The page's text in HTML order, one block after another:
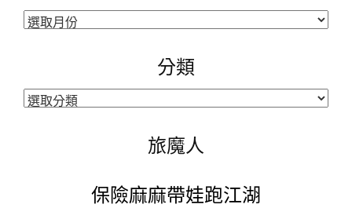
彙
分類
分
旅魔人
保險麻麻帶娃跑江湖